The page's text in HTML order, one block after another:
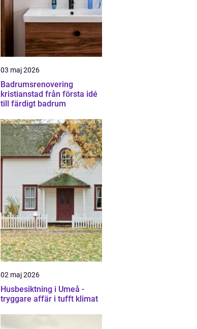
03 maj 2026
Badrumsrenovering
kristianstad från första idé
till färdigt badrum
02 maj 2026
Husbesiktning i Umeå -
tryggare affär i tufft klimat